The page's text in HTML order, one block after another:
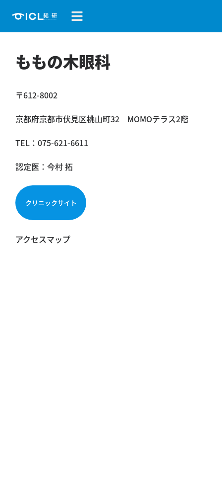
ももの木眼科
〒612-8002
京都府京都市伏見区桃山町32 MOMOテラス2階
TEL：075-621-6611
認定医：今村 拓
クリニックサイト
アクセスマップ